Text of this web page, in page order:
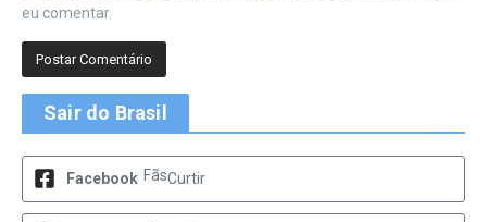
eu comentar.
Sair do Brasil
Facebook FãsCurtir